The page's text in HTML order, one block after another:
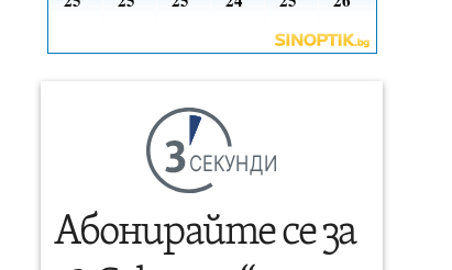
СЕКУНДИ
Абонирайте се за